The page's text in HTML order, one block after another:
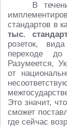
В
стандартов в
тыс.
розеток,
переходе
Разумеется,
от
Это значит,
сможет
где сейчас